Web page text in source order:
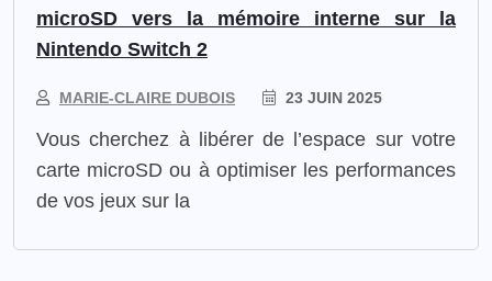
microSD vers la mémoire interne sur la
Nintendo Switch 2
MARIE-CLAIRE DUBOIS 23 JUIN 2025
Vous cherchez à libérer de l’espace sur votre
carte microSD ou à optimiser les performances
de vos jeux sur la